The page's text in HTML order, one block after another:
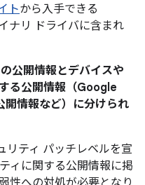
トから入手できる
ナリ ドライバに含まれ
公開情報とデバイスや
る公開情報（Google
開情報など）に分けられ
リティ パッチレベルを宣
ィに関する公開情報に掲